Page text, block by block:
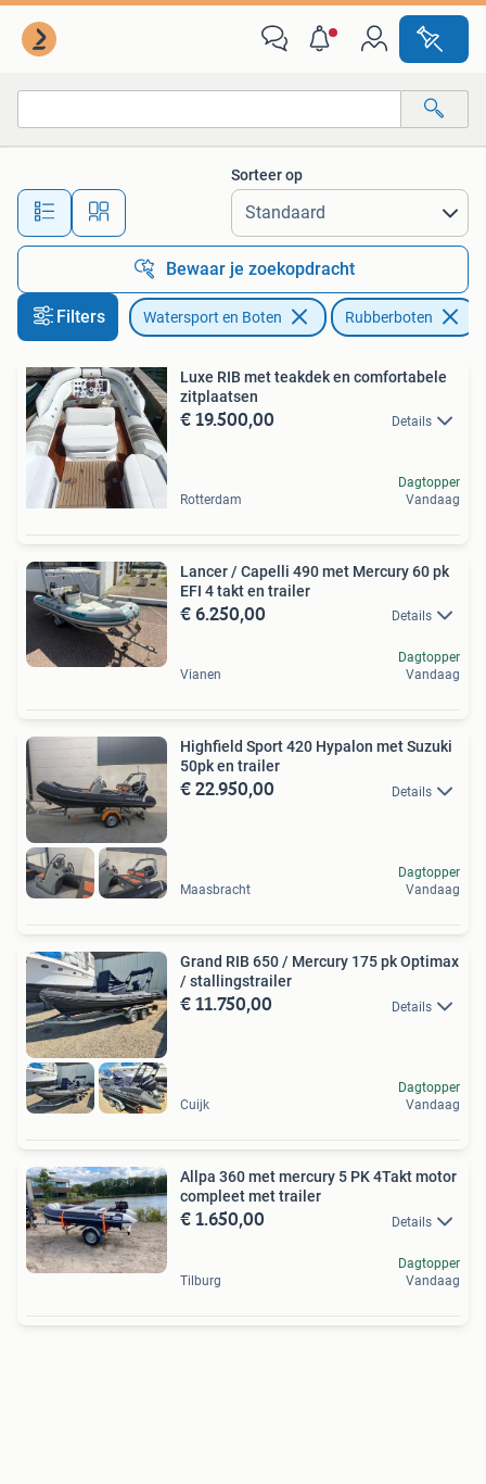
Alle afstanden…
Sorteer op
Bewaar je zoekopdracht
Filters Watersport en Boten Rubberboten
Luxe RIB met teakdek en comfortabele
zitplaatsen
€ 19.500,00 Details
Rotterdam
Dagtopper
Vandaag
Lancer / Capelli 490 met Mercury 60 pk
EFI 4 takt en trailer
€ 6.250,00 Details
Vianen
Dagtopper
Vandaag
Highfield Sport 420 Hypalon met Suzuki
50pk en trailer
€ 22.950,00 Details
Maasbracht
Dagtopper
Vandaag
Grand RIB 650 / Mercury 175 pk Optimax
/ stallingstrailer
€ 11.750,00 Details
Cuijk
Dagtopper
Vandaag
Allpa 360 met mercury 5 PK 4Takt motor
compleet met trailer
€ 1.650,00 Details
Tilburg
Dagtopper
Vandaag